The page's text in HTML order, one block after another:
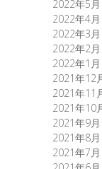
2022年5月
2022年4月
2022年3月
2022年2月
2022年1月
2021年12
2021年11
2021年10
2021年9月
2021年8月
2021年7月